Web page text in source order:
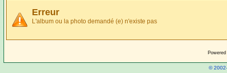
Erreur
L'album ou la photo demandé (e) n'existe pas
©